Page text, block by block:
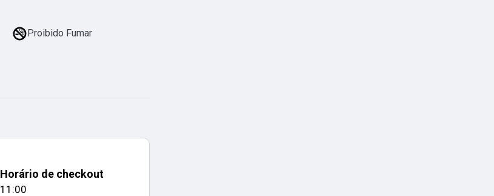
Proibido Fumar
Horário de checkout
11:00